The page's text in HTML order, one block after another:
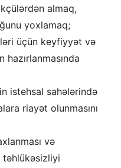
almaq,
yoxlamaq;
üçün keyfiyyət və
istehsal sahələrində
riayət olunmasını
və
təhlükəsizliyi